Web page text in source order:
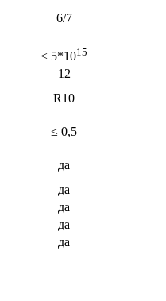
6/7
—
≤ 5*1015
12
R10
≤ 0,5
да
да
да
да
да